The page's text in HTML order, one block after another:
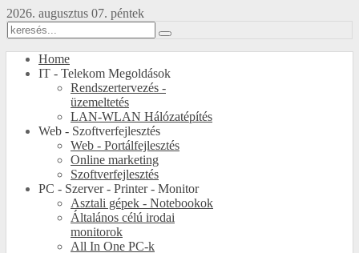
2026. augusztus 07. péntek
Home
IT - Telekom Megoldások
Rendszertervezés -
üzemeltetés
LAN-WLAN Hálózatépítés
Web - Szoftverfejlesztés
Web - Portálfejlesztés
Online marketing
Szoftverfejlesztés
PC - Szerver - Printer - Monitor
Asztali gépek - Notebookok
Általános célú irodai
monitorok
All In One PC-k